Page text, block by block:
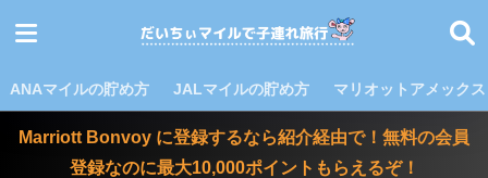
ANAマイルの貯め方 JALマイルの貯め方 マリオットアメック
Marriott Bonvoy に登録するなら紹介経由で！無料の会員
登録なのに最大10,000ポイントもらえるぞ！